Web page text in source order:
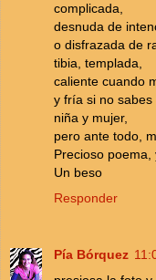
complicada,
desnuda de
o disfrazada de
tibia, templada,
caliente cuando
y fría si no sabes
niña y mujer,
pero ante todo,
Precioso
Un beso
Responder
Pía Bórquez